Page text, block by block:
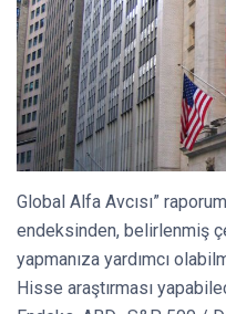
Global Alfa Avcısı”
endeksinden, belirlenmiş
yapmanıza yardımcı
Hisse araştırması